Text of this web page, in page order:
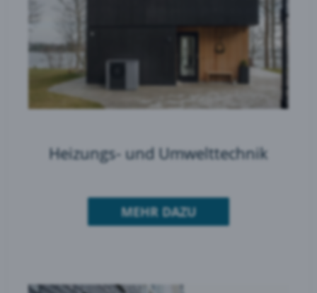
Heizungs- und Umwelttechnik
MEHR DAZU